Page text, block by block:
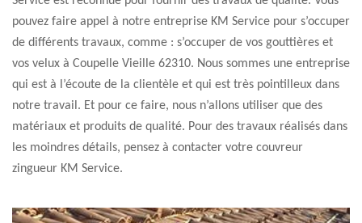
pouvez faire appel à notre entreprise KM Service pour s’occuper
de différents travaux, comme : s’occuper de vos gouttières et
vos velux à Coupelle Vieille 62310. Nous sommes une entreprise
qui est à l’écoute de la clientèle et qui est très pointilleux dans
notre travail. Et pour ce faire, nous n’allons utiliser que des
matériaux et produits de qualité. Pour des travaux réalisés dans
les moindres détails, pensez à contacter votre couvreur
zingueur KM Service.